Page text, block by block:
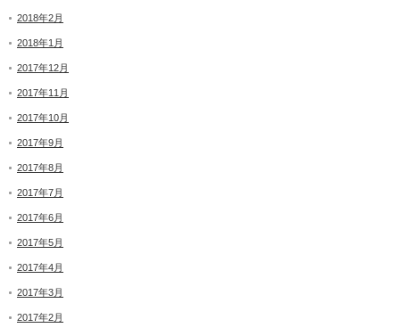
2018年2月
2018年1月
2017年12月
2017年11月
2017年10月
2017年9月
2017年8月
2017年7月
2017年6月
2017年5月
2017年4月
2017年3月
2017年2月